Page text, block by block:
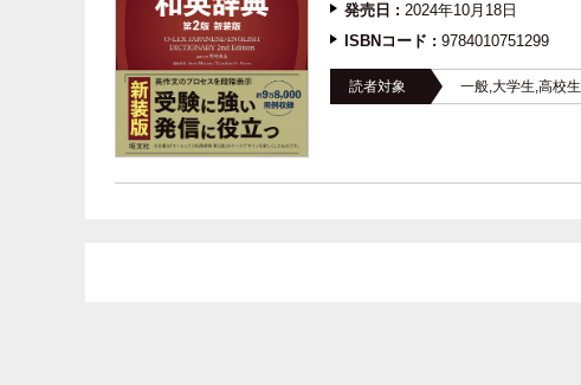
発売日 : 2024年10月18日
ISBNコード : 9784010751299
読者対象 一般,大学生,高校生